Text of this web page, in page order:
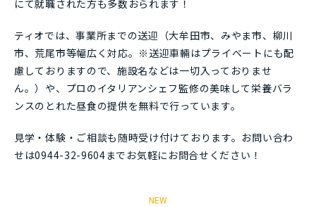
にて就職された方も多数おられます！
ティオでは、事業所までの送迎（大牟田市、みやま市、柳川
市、荒尾市等幅広く対応。※送迎車輛はプライベートにも配
慮しておりますので、施設名などは一切入っておりませ
ん。）や、プロのイタリアンシェフ監修の美味して栄養バラ
ンスのとれた昼食の提供を無料で行っています。
見学・体験・ご相談も随時受け付けております。お問い合わ
せは0944-32-9604までお気軽にお問合せください！
NEW